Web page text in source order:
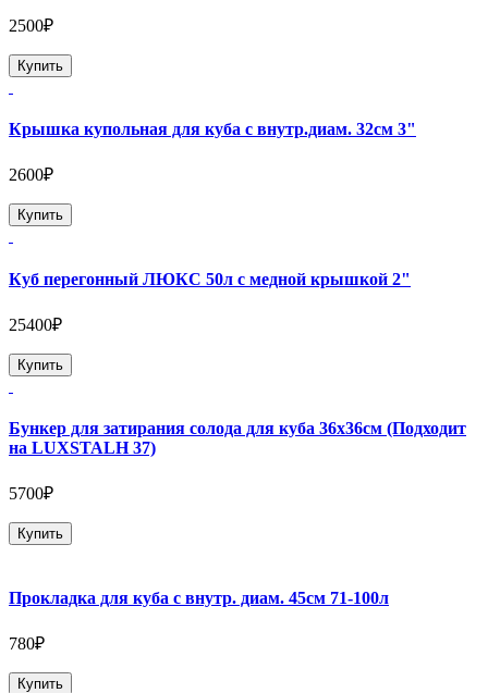
2500₽
Купить
Крышка купольная для куба с внутр.диам. 32см 3"
2600₽
Купить
Куб перегонный ЛЮКС 50л с медной крышкой 2"
25400₽
Купить
Бункер для затирания солода для куба 36х36см (Подходит
на LUXSTALH 37)
5700₽
Купить
Прокладка для куба с внутр. диам. 45см 71-100л
780₽
Купить